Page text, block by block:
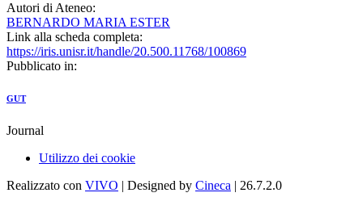
Autori di Ateneo:
BERNARDO MARIA ESTER
Link alla scheda completa:
https://iris.unisr.it/handle/20.500.11768/100869
Pubblicato in:
GUT
Journal
Utilizzo dei cookie
Realizzato con VIVO | Designed by Cineca | 26.7.2.0